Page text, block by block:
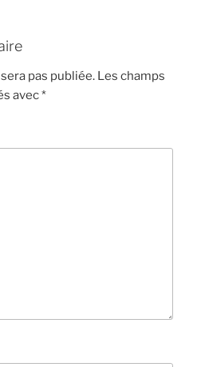
pas publiée. Les champs
avec*